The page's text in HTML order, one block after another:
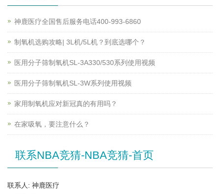
神鹿医疗全国售后服务电话400-993-6860
制氧机选购攻略| 3L机/5L机？到底选哪个？
医用分子筛制氧机SL-3A330/530系列使用视频
医用分子筛制氧机SL-3W系列使用视频
家用制氧机应对新冠真的有用吗？
在家吸氧，要注意什么？
联系NBA竞猜-NBA竞猜-首页
联系人: 神鹿医疗